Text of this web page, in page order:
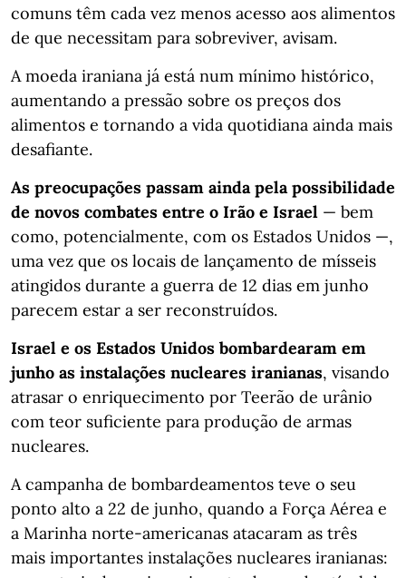
comuns têm cada vez menos acesso aos alimentos
de que necessitam para sobreviver, avisam.
A moeda iraniana já está num mínimo histórico,
aumentando a pressão sobre os preços dos
alimentos e tornando a vida quotidiana ainda mais
desafiante.
As preocupações passam ainda pela possibilidade
de novos combates entre o Irão e Israel — bem
como, potencialmente, com os Estados Unidos —,
uma vez que os locais de lançamento de mísseis
atingidos durante a guerra de 12 dias em junho
parecem estar a ser reconstruídos.
Israel e os Estados Unidos bombardearam em
junho as instalações nucleares iranianas, visando
atrasar o enriquecimento por Teerão de urânio
com teor suficiente para produção de armas
nucleares.
A campanha de bombardeamentos teve o seu
ponto alto a 22 de junho, quando a Força Aérea e
a Marinha norte-americanas atacaram as três
mais importantes instalações nucleares iranianas: